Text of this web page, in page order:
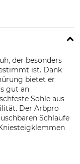
der besonders
ist. Dank
bietet er
gut an
Sohle aus
Der Arbpro
Schlaufe